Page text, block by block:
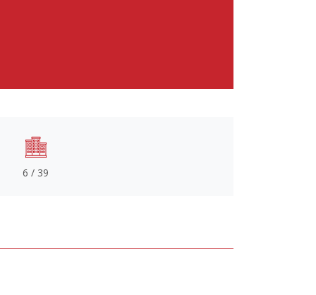
6 / 39